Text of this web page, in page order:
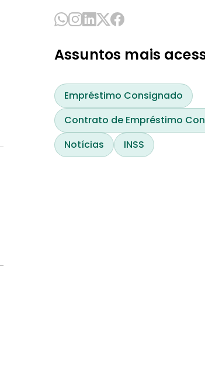
Assuntos mais
Empréstimo Consignado
Contrato de Empréstimo
Notícias
INSS